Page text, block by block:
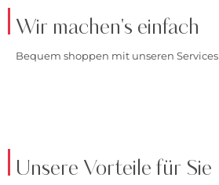
Wir machen's einfach
Bequem shoppen mit unseren Services
Unsere Vorteile für Sie